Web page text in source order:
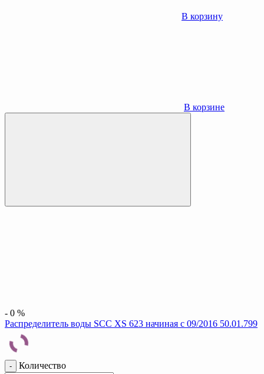
В корзину
В корзине
- 0 %
Распределитель воды SCC XS 623 начиная с 09/2016 50.01.799
- Количество